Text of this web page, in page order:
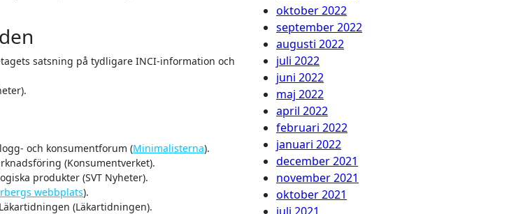
satsning på tydligare INCI-information och
och konsumentforum (Minimalisterna).
(Konsumentverket).
produkter (SVT Nyheter).
webbplats).
(Läkartidningen).
oktober 2022
september 2022
augusti 2022
juli 2022
juni 2022
maj 2022
april 2022
februari 2022
januari 2022
december 2021
november 2021
oktober 2021